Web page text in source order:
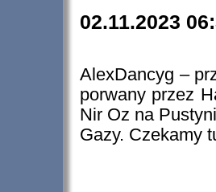
02.11.2023
AlexDancyg –
porwany przez
Nir Oz na
Gazy. Czekamy